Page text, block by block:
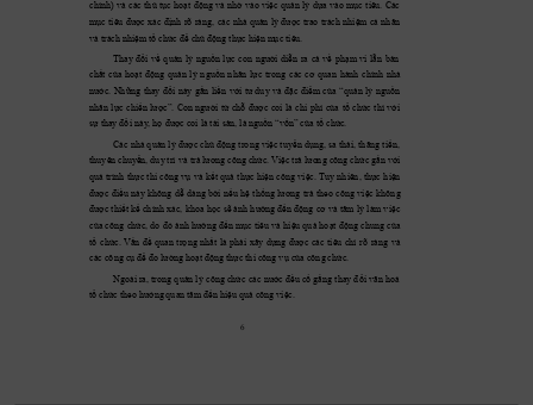
6
chính) và các thủ tục hoạt động và nhờ vào việc quản lý dựa vào mục tiêu. Các
mục tiêu được xác định rõ ràng, các nhà quản lý được trao trách nhiệm cá nhân
và trách nhiệm tổ chức để chủ động thực hiện mục tiêu.
Thay đổi về quản lý nguồn lực con người diễn ra cả về phạm vi lẫn bản
chất của hoạt động quản lý nguồn nhân lực trong các cơ quan hành chính nhà
nước. Những thay đổi này gắn liền với tư duy và đặc điểm của “quản lý nguồn
nhân lực chiến lược”. Con người từ chỗ được coi là chi phí của tổ chức thì với
sự thay đổi này, họ được coi là tài sản, là nguồn “vốn” của tổ chức.
Các nhà quản lý được chủ động trong việc tuyển dụng, sa thải, thăng tiến,
thuyên chuyển, duy trì và trả lương công chức. Việc trả lương công chức gắn với
quá trình thực thi công vụ và kết quả thực hiện công việc. Tuy nhiên, thực hiện
được điều này không dễ dàng bởi nếu hệ thống lương trả theo công việc không
được thiết kế chính xác, khoa học sẽ ảnh hưởng đến động cơ và tâm lý làm việc
của công chức, do đó ảnh hưởng đến mục tiêu và hiệu quả hoạt động chung của
tổ chức Vấn đề quan trọng nhất là phải xây dựng được các tiêu chí rõ ràng và
các công cụ để đo lường hoạt động thực thi công vụ của công chức.
Ngoài ra, trong quản lý công chức các nước đều cố gắng thay đổi văn hoá
tổ chức theo hướng quan tâm đến hiệu quả công việc.